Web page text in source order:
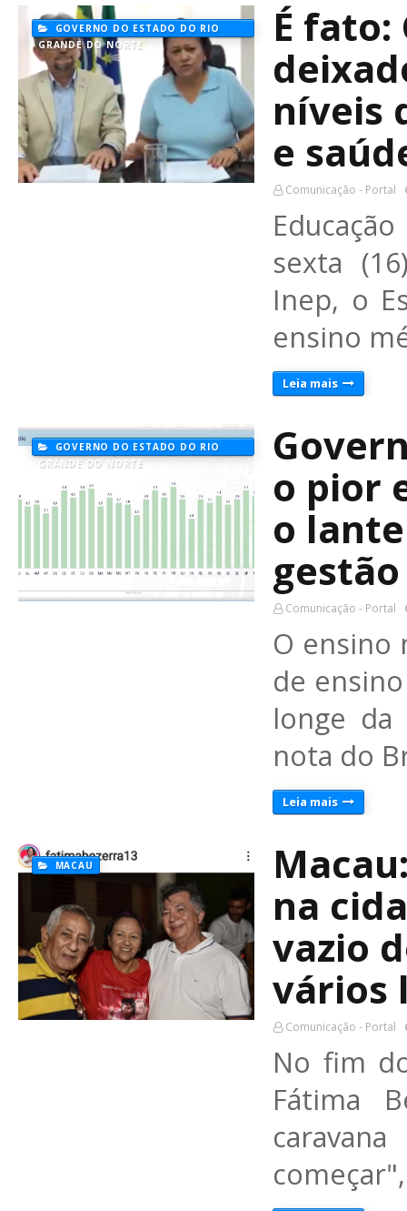
GOVERNO DO ESTADO DO RIO
GRANDE DO NORTE
É
níveis
e
Comunicação - Portal
sexta
Inep, o
ensino
Leia mais
GOVERNO DO ESTADO DO RIO
GRANDE DO NORTE
o pior
o
Comunicação - Portal
O ensino
de
longe
nota do
Leia mais
MACAU
na
vazio
vários
Comunicação - Portal
No fim
Fátima